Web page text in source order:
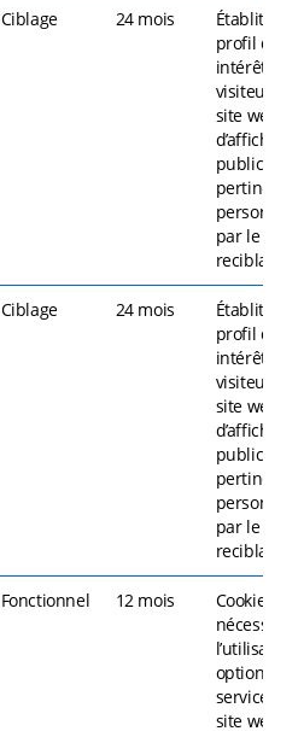
Ciblage 24 mois
Établit un
profil des
intérêts
visiteurs
site web
d’afficher
publicités
par le
reciblage.
Ciblage 24 mois
Établit un
profil des
intérêts
visiteurs
site web
d’afficher
publicités
par le
reciblage.
Fonctionnel 12 mois
Cookie
nécessaire
l’utilisation
options et
services du
site web.